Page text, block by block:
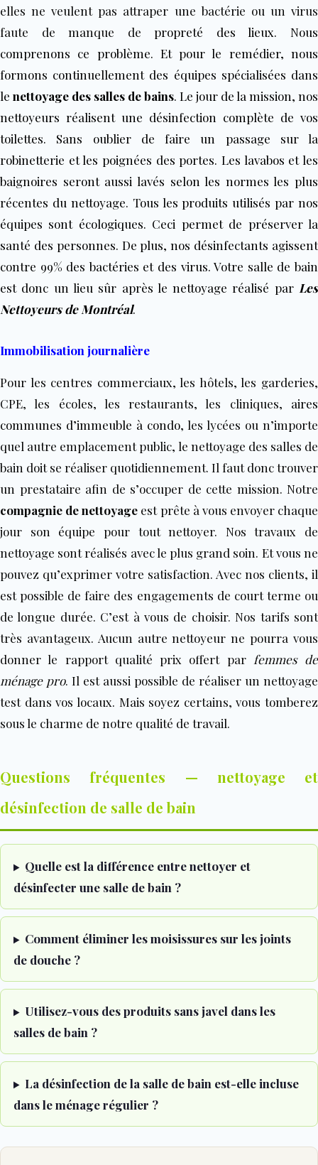
elles ne veulent pas attraper une bactérie ou un virus
faute de manque depropreté des lieux. Nous
comprenons ce problème. Et pour le remédier, nous
formons continuellement des équipes spécialisées dans
le nettoyage des salles de bains. Le jour de la mission, nos
nettoyeurs réalisent une désinfection complète de vos
toilettes. Sans oublier de faire un passage sur la
robinetterie et les poignées des portes. Les lavabos et les
baignoires seront aussi lavés selon les normes les plus
récentes du nettoyage. Tous les produits utilisés par nos
équipes sont écologiques. Ceci permet de préserver la
santé des personnes. De plus, nos désinfectants agissent
contre 99% des bactéries et des virus. Votre salle de bain
est donc un lieu sûr après le nettoyage réalisé par Les
Nettoyeurs de Montréal.
Immobilisation journalière
Pour les centres commerciaux, les hôtels, les garderies,
CPE, les écoles, les restaurants, les cliniques, aires
communes d’immeuble à condo, les lycées ou n’importe
quel autre emplacement public, le nettoyage des salles de
bain doit se réaliser quotidiennement. Il faut donc trouver
un prestataire afin de s’occuper de cette mission. Notre
compagnie de nettoyage est prête à vous envoyer chaque
jour son équipe pour tout nettoyer. Nos travaux de
nettoyage sont réalisés avec le plus grand soin. Et vous ne
pouvez qu’exprimer votre satisfaction. Avec nos clients, il
est possible de faire des engagements de court terme ou
de longue durée. C’est à vous de choisir. Nos tarifs sont
très avantageux. Aucun autre nettoyeur ne pourra vous
donner le rapport qualité prix offert par femmes de
ménage pro. Il est aussi possible de réaliser un nettoyage
test dans vos locaux. Mais soyez certains, vous tomberez
sous le charme de notre qualité de travail.
Questions fréquentes — nettoyage et
désinfection de salle de bain
Quelle est la différence entre nettoyer et
désinfecter une salle de bain ?
Comment éliminer les moisissures sur les joints
de douche ?
Utilisez-vous des produits sans javel dans les
salles de bain ?
La désinfection de la salle de bain est-elle incluse
dans le ménage régulier ?